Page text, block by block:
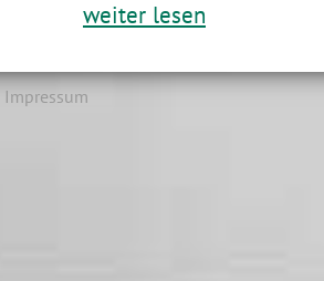
weiter lesen
Impressum